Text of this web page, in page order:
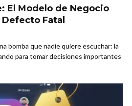
El Modelo de Negocio
Fatal
bomba que nadie quiere escuchar: la
para tomar decisiones importantes